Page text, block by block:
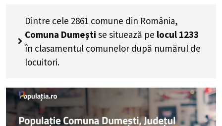
Dintre cele 2861 comune din România,
Comuna Dumești se situează pe locul 1233
în clasamentul comunelor după numărul de
locuitori.